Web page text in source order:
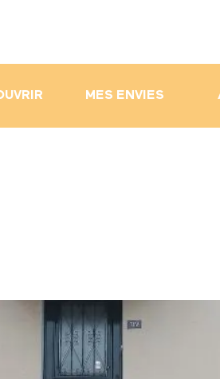
MES ENVIES